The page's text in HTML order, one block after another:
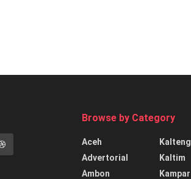
Browse by Category
Aceh
Advertorial
Ambon
Kalteng
Kaltim
Kampar